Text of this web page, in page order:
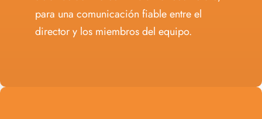
para una comunicación fiable entre el
director y los miembros del equipo.